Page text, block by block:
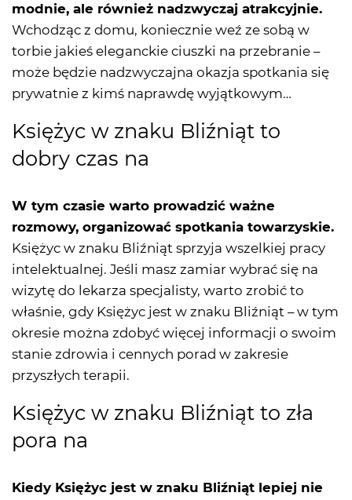
modnie, ale również nadzwyczaj atrakcyjnie.
Wchodząc z domu, koniecznie weź ze sobą w
torbie jakieś eleganckie ciuszki na przebranie –
może będzie nadzwyczajna okazja spotkania się
prywatnie z kimś naprawdę wyjątkowym…
Księżyc w znaku Bliźniąt to
dobry czas na
W tym czasie warto prowadzić ważne
rozmowy, organizować spotkania towarzyskie.
Księżyc w znaku Bliźniąt sprzyja wszelkiej pracy
intelektualnej. Jeśli masz zamiar wybrać się na
wizytę do lekarza specjalisty, warto zrobić to
właśnie, gdy Księżyc jest w znaku Bliźniąt – w tym
okresie można zdobyć więcej informacji o swoim
stanie zdrowia i cennych porad w zakresie
przyszłych terapii.
Księżyc w znaku Bliźniąt to zła
pora na
Kiedy Księżyc jest w znaku Bliźniąt lepiej nie